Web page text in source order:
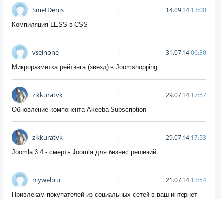
SmetDenis 14.09.14 13:00
Компиляция LESS в CSS
vseinone 31.07.1406:30
Микроразметка рейтинга (звезд) в Joomshopping
zikkuratvk 29.07.14 17:57
Обновление компонента Akeeba Subscription
zikkuratvk 29.07.14 17:53
Joomla 3.4 - смерть Joomla для бизнес решений.
mywebru 21.07.14 13:54
Привлекам покупателей из социальных сетей в ваш интернет